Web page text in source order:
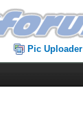
Pic Uploader